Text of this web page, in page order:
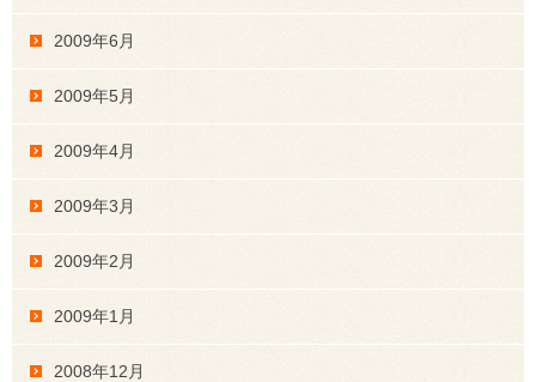
2009年6月
2009年5月
2009年4月
2009年3月
2009年2月
2009年1月
2008年12月